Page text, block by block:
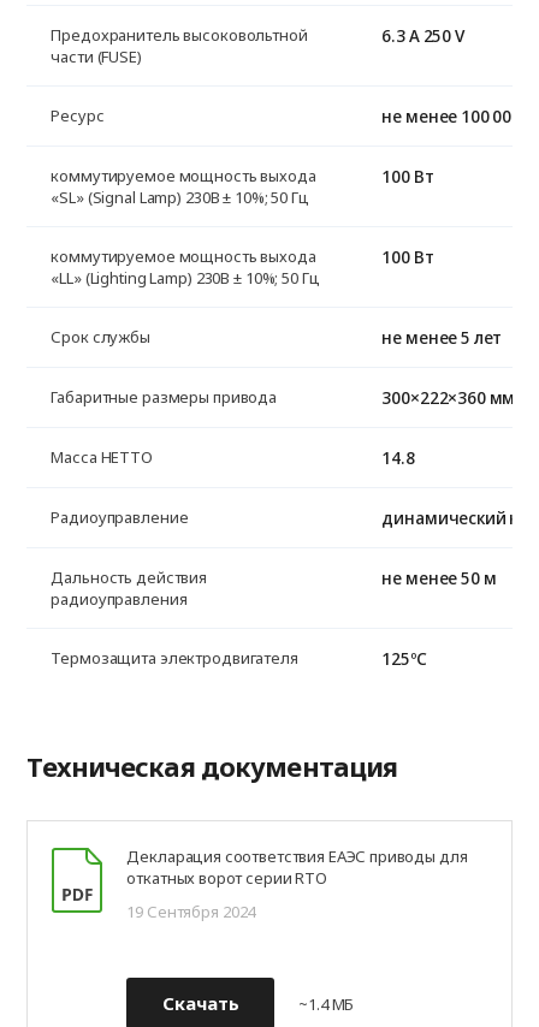
Предохранитель высоковольтной
части (FUSE)
6.3 A 250 V
Ресурс не менее 100 000
коммутируемое мощность выхода
«SL» (Signal Lamp) 230B ± 10%; 50 Гц
100 Вт
коммутируемое мощность выхода
«LL» (Lighting Lamp) 230B ± 10%; 50 Гц
100 Вт
Срок службы не менее 5 лет
Габаритные размеры привода 300×222×360 мм
Масса НЕТТО 14.8
Радиоуправление динамический
Дальность действия
радиоуправления
не менее 50 м
Термозащита электродвигателя 125ºС
Техническая документация
Декларация соответствия ЕАЭС приводы для
откатных ворот серии RTO
19 Сентября 2024
Скачать ~1.4 МБ